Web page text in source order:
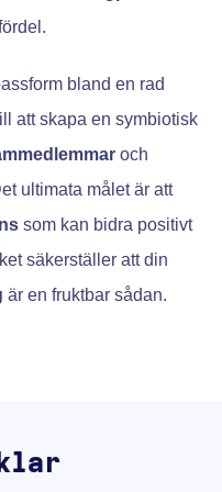
bland en rad
att skapa en symbiotisk
och
ultimata målet är att
som kan bidra positivt
säkerställer att din
är en fruktbar sådan.